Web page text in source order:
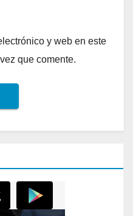
y web en este
que comente.